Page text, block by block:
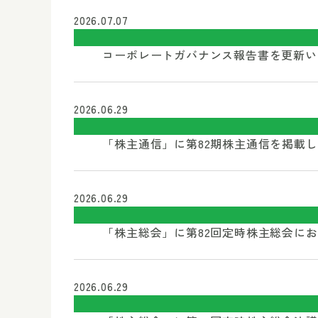
2026.07.07
コーポレートガバナンス報告書を更新
2026.06.29
「株主通信」に第82期株主通信を掲載
2026.06.29
「株主総会」に第82回定時株主総会
2026.06.29